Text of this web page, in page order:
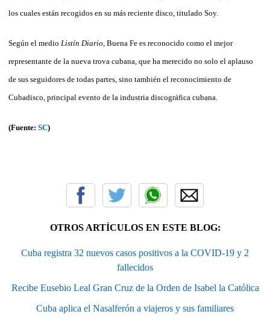
los cuales están recogidos en su más reciente disco, titulado Soy.
Según el medio Listín Diario , Buena Fe es reconocido como el mejor
representante de la nueva trova cubana, que ha merecido no solo el aplauso
de sus seguidores de todas partes, sino también el reconocimiento de
Cubadisco, principal evento de la industria discográfica cubana.
(Fuente: SC)
OTROS ARTÍCULOS EN ESTE BLOG:
Cuba registra 32 nuevos casos positivos a la COVID-19 y 2
fallecidos
Recibe Eusebio Leal Gran Cruz de la Orden de Isabel la Católica
Cuba aplica el Nasalferón a viajeros y sus familiares